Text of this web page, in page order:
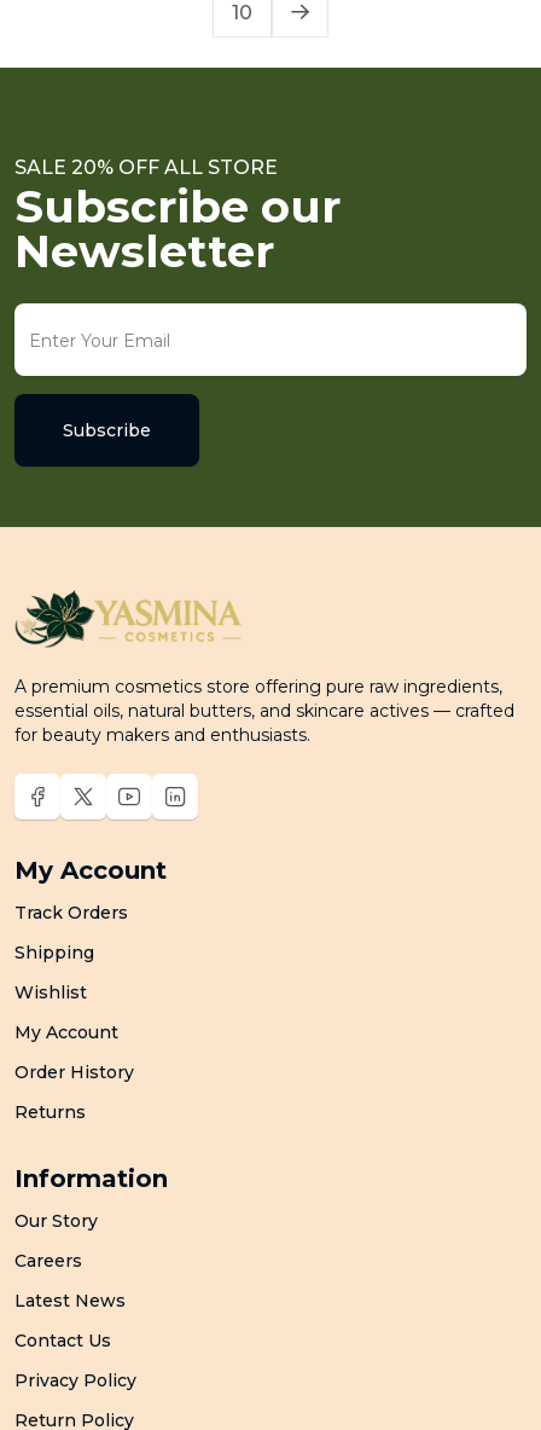
10
SALE 20% OFF ALL STORE
Subscribe our
Newsletter
Subscribe
A premium cosmetics store offering pure raw ingredients,
essential oils, natural butters, and skincare actives — crafted
for beauty makers and enthusiasts.
My Account
Track Orders
Shipping
Wishlist
My Account
Order History
Returns
Information
Our Story
Careers
Latest News
Contact Us
Privacy Policy
Return Policy